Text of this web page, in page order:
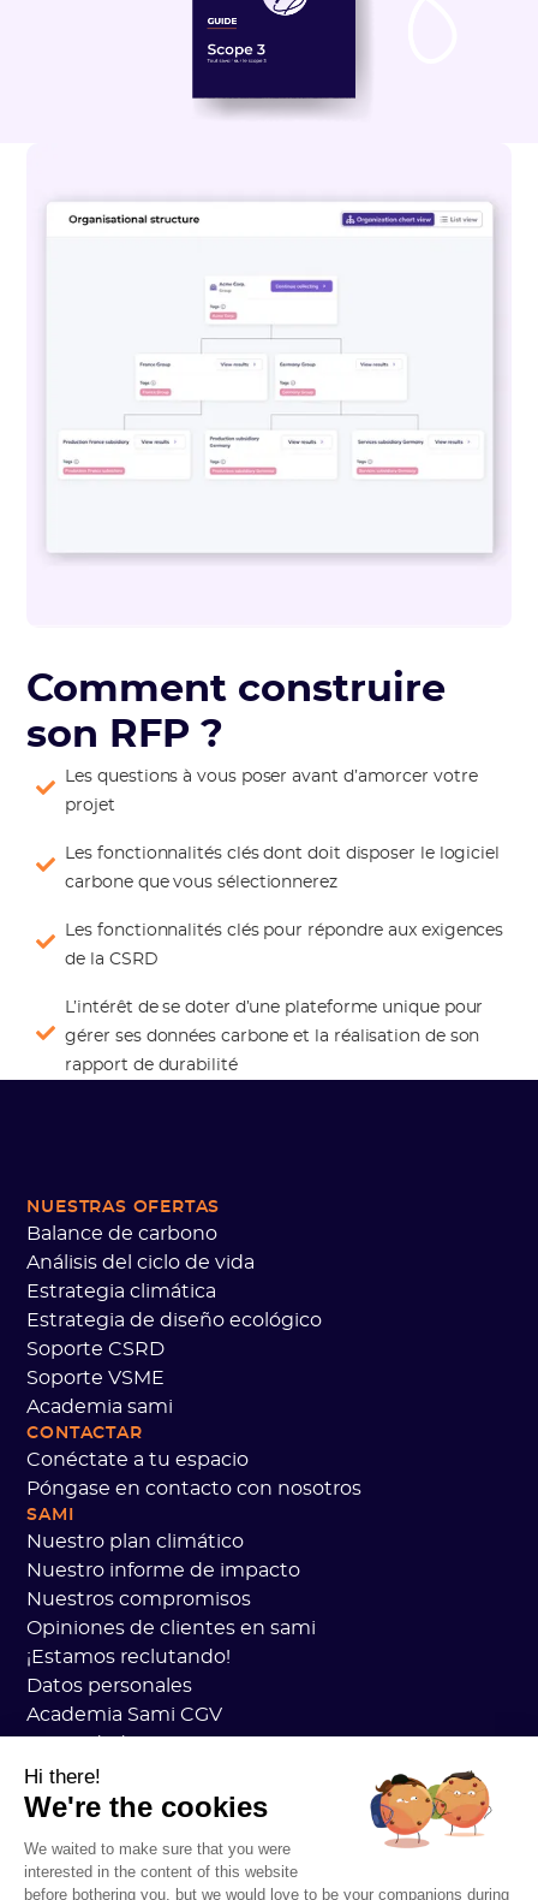
Comment construire
son RFP ?
Les questions à vous poser avant d’amorcer votre
projet
Les fonctionnalités clés dont doit disposer le logiciel
carbone que vous sélectionnerez
Les fonctionnalités clés pour répondre aux exigences
de la CSRD
L’intérêt de se doter d’une plateforme unique pour
gérer ses données carbone et la réalisation de son
rapport de durabilité
NUESTRAS OFERTAS
Balance de carbono
Análisis del ciclo de vida
Estrategia climática
Estrategia de diseño ecológico
Soporte CSRD
Soporte VSME
Academia sami
CONTACTAR
Conéctate a tu espacio
Póngase en contacto con nosotros
SAMI
Nuestro plan climático
Nuestro informe de impacto
Nuestros compromisos
Opiniones de clientes en sami
¡Estamos reclutando!
Datos personales
Academia Sami CGV
Estado de los servicios
Información legal
Plan general de carbono
Práctica de carbono abierto
Hi there!
We're the cookies
We waited to make sure that you were
interested in the content of this website
before bothering you, but we would love to be your companions during